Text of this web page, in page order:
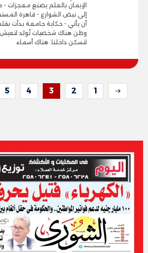
الإيمان بالعلم يصنع معجزات
إلى نبض الشوارع - قاهرة
أن يأتي - حكاية جامعة بدأت
وطن هناك شخصيات تُولد لتعيش
لتسكن داخلنا. هناك أسماء
1
2
3
4
5